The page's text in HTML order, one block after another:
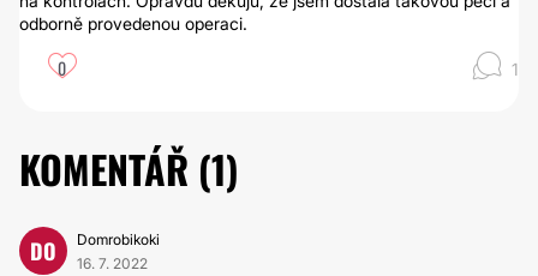
odborně provedenou operaci.
0 1
KOMENTÁŘ (1)
DO
Domrobikoki
16. 7. 2022